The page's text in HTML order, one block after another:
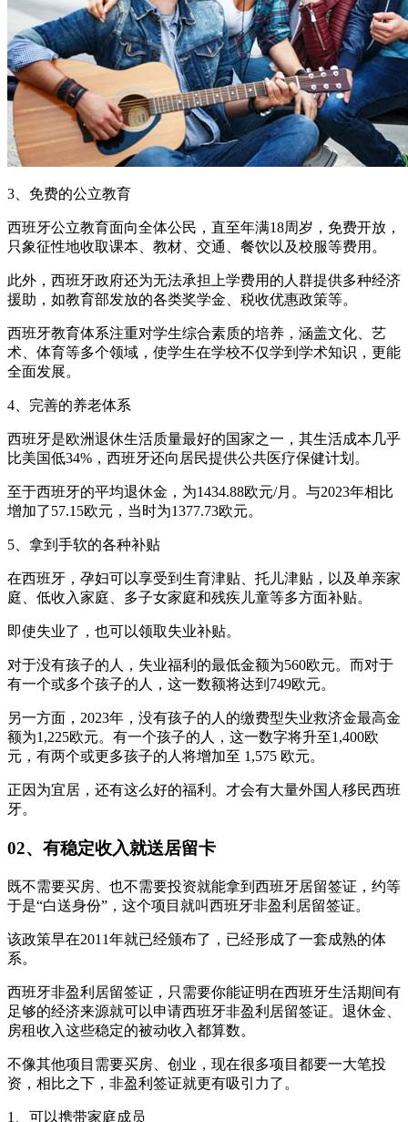
3、免费的公立教育
西班牙公立教育面向全体公民，直至年满18周岁，免费开放，
只象征性地收取课本、教材、交通、餐饮以及校服等费用。
此外，西班牙政府还为无法承担上学费用的人群提供多种经济
援助，如教育部发放的各类奖学金、税收优惠政策等。
西班牙教育体系注重对学生综合素质的培养，涵盖文化、艺
术、体育等多个领域，使学生在学校不仅学到学术知识，更能
全面发展。
4、完善的养老体系
西班牙是欧洲退休生活质量最好的国家之一，其生活成本几乎
比美国低34%，西班牙还向居民提供公共医疗保健计划。
至于西班牙的平均退休金，为1434.88欧元/月。与2023年相比
增加了57.15欧元，当时为1377.73欧元。
5、拿到手软的各种补贴
在西班牙，孕妇可以享受到生育津贴、托儿津贴，以及单亲家
庭、低收入家庭、多子女家庭和残疾儿童等多方面补贴。
即使失业了，也可以领取失业补贴。
对于没有孩子的人，失业福利的最低金额为560欧元。而对于
有一个或多个孩子的人，这一数额将达到749欧元。
另一方面，2023年，没有孩子的人的缴费型失业救济金最高金
额为1,225欧元。有一个孩子的人，这一数字将升至1,400欧
元，有两个或更多孩子的人将增加至 1,575 欧元。
正因为宜居，还有这么好的福利。才会有大量外国人移民西班
牙。
02、有稳定收入就送居留卡
既不需要买房、也不需要投资就能拿到西班牙居留签证，约等
于是“白送身份”，这个项目就叫西班牙非盈利居留签证。
该政策早在2011年就已经颁布了，已经形成了一套成熟的体
系。
西班牙非盈利居留签证，只需要你能证明在西班牙生活期间有
足够的经济来源就可以申请西班牙非盈利居留签证。退休金、
房租收入这些稳定的被动收入都算数。
不像其他项目需要买房、创业，现在很多项目都要一大笔投
资，相比之下，非盈利签证就更有吸引力了。
1、可以携带家庭成员